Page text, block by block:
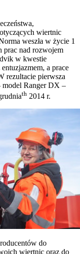
wiertnic
weszła w życie 1
prac nad rozwojem
w kwestie
a prace
rezultacie pierwsza
model Ranger DX –
th 2014 r.
do
wiertnic oraz do